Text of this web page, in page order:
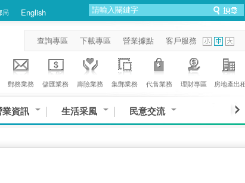
局 English
查詢專區 下載專區 營業據點 客戶服務
郵務業務 儲匯業務 壽險業務 集郵業務 代售業務 理財專區 房地產出租
業資訊 生活采風 民意交流